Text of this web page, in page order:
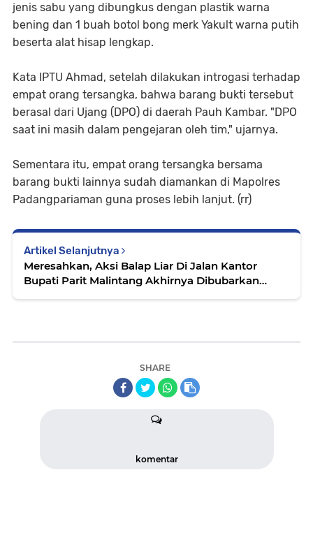
jenis sabu yang dibungkus dengan plastik warna
bening dan 1 buah botol bong merk Yakult warna putih
beserta alat hisap lengkap.
Kata IPTU Ahmad, setelah dilakukan introgasi terhadap
empat orang tersangka, bahwa barang bukti tersebut
berasal dari Ujang (DPO) di daerah Pauh Kambar. "DPO
saat ini masih dalam pengejaran oleh tim," ujarnya.
Sementara itu, empat orang tersangka bersama
barang bukti lainnya sudah diamankan di Mapolres
Padangpariaman guna proses lebih lanjut. (rr)
Artikel Selanjutnya
Meresahkan, Aksi Balap Liar Di Jalan Kantor
Bupati Parit Malintang Akhirnya Dibubarkan
SHARE
komentar